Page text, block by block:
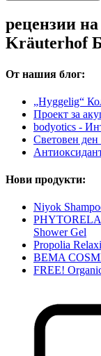
рецензии
Kräuterhof
От нашия блог:
„Hyggelig“
Проект за
bodyotics -
Световен ден
Нови продукти:
Niyok
Shower Gel
Propolia
BEMA
FREE!